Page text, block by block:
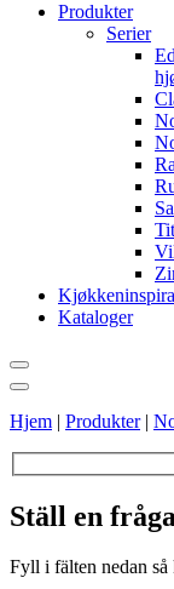
Produkter
Serier
Kataloger
Hjem | Produkter|
Ställ en fråga
Fyll i fälten nedan